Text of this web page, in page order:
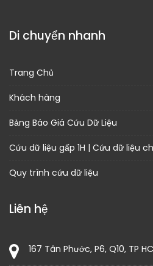
Di chuyển nhanh
Trang Chủ
Khách hàng
Bảng Báo Giá Cứu Dữ Liệu
Cứu dữ liệu gấp 1H | Cứu dữ liệu
Quy trình cứu dữ liệu
Liên hệ
167 Tân Phước, P6, Q10, TP